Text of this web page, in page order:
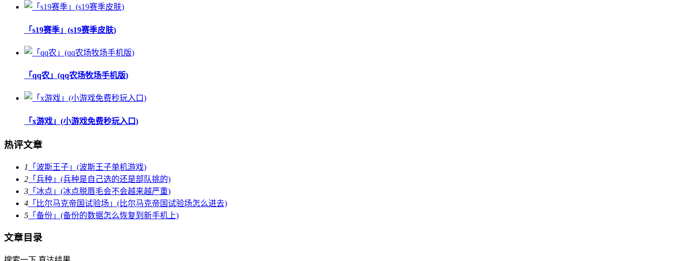
「s19赛季」(s19赛季皮肤)
「qq农」(qq农场牧场手机版)
「x游戏」(小游戏免费秒玩入口)
热评文章
1
「波斯王子」(波斯王子单机游戏)
2 「兵种」(兵种是自己选的还是部队挑的)
3 「冰点」(冰点脱唇毛会不会越来越严重)
4 「比尔马克帝国试验场」(比尔马克帝国试验场怎么进去)
5 「备份」(备份的数据怎么恢复到新手机上)
文章目录